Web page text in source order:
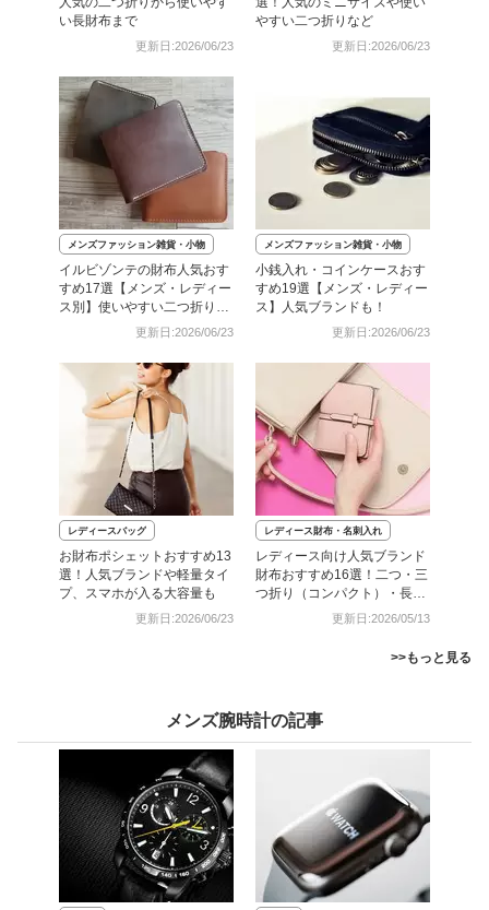
い長財布まで
更新日:2026/06/23
やすい二つ折りなど
更新日:2026/06/23
メンズファッション雑貨・小物
イルビゾンテの財布人気おす
すめ17選【メンズ・レディー
ス別】使いやすい二つ折りな
更新日:2026/06/23
メンズファッション雑貨・小物
小銭入れ・コインケースおす
すめ19選【メンズ・レディー
ス】人気ブランドも！
更新日:2026/06/23
レディースバッグ
お財布ポシェットおすすめ13
選！人気ブランドや軽量タイ
プ、スマホが入る大容量も
更新日:2026/06/23
レディース財布・名刺入れ
レディース向け人気ブランド
財布おすすめ16選！二つ・三
つ折り（コンパクト）・長財
更新日:2026/05/13
>>もっと見る
メンズ腕時計の記事